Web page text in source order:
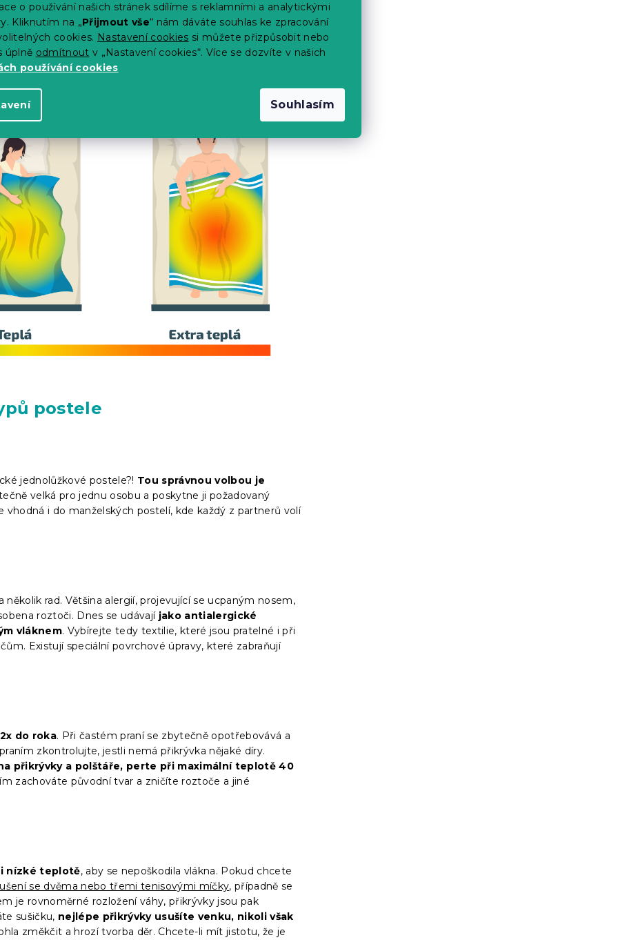
o používání našich stránek sdílíme s reklamními a analytickými
Kliknutím na „Přijmout vše“ nám dáváte souhlas ke zpracování
cookies. Nastavení cookies si můžete přizpůsobit nebo
úplně odmítnout v „Nastavení cookies“. Více se dozvíte v našich
používání cookies
Souhlasím
potřeba velkého úložného prostoru pro uchování zimních
osoby v malých bytech. Gramáž celoročních přikrývek se
je slabší a vhodná pro záhřevné osoby, naopak
přikrývek se přizpůsobí vašemu tělu a reguluje
postele
jednolůžkové postele?! Tou správnou volbou je
velká pro jednu osobu a poskytne ji požadovaný
i do manželských postelí, kde každý z partnerů volí
rad. Většina alergií, projevující se ucpaným nosem,
roztoči. Dnes se udávají jako antialergické
vláknem. Vybírejte tedy textilie, které jsou pratelné i při
Existují speciální povrchové úpravy, které zabraňují
do roka. Při častém praní se zbytečně opotřebovává a
zkontrolujte, jestli nemá přikrývka nějaké díry.
přikrývky a polštáře, perte při maximální teplotě 40
zachováte původní tvar a zničíte roztoče a jiné
nízké teplotě, aby se nepoškodila vlákna. Pokud chcete
se dvěma nebo třemi tenisovými míčky, případně se
je rovnoměrné rozložení váhy, přikrývky jsou pak
sušičku, nejlépe přikrývky usušíte venku, nikoli však
změkčit a hrozí tvorba děr. Chcete-li mít jistotu, že je